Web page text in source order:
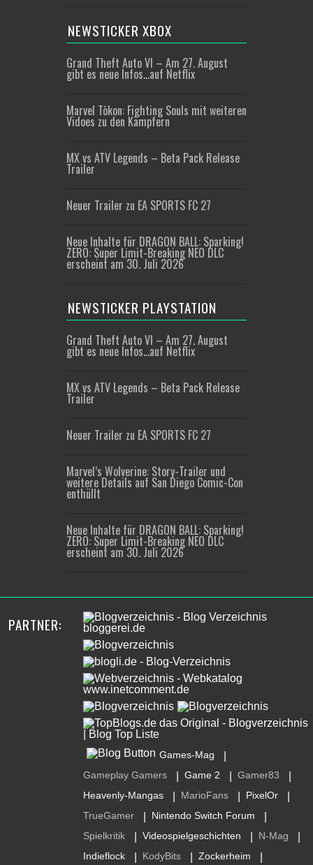
NEWSTICKER XBOX
Grand Theft Auto VI – Am 27. August
gibt es neue Infos…auf Netflix
Marvel Tōkon: Fighting Souls mit weiteren
Vidoes zu den Kämpfern
MX vs ATV Legends – Beta Pack Release
Trailer
Neuer Trailer zu EA SPORTS FC 27
Neue Inhalte für DRAGON BALL: Sparking!
ZERO: Super Limit-Breaking NEO DLC
erscheint am 30. Juli 2026
NEWSTICKER PLAYSTATION
Grand Theft Auto VI – Am 27. August
gibt es neue Infos…auf Netflix
MX vs ATV Legends – Beta Pack Release
Trailer
Neuer Trailer zu EA SPORTS FC 27
Marvel’s Wolverine: Story-Trailer und
weitere Details auf San Diego Comic-Con
enthüllt
Neue Inhalte für DRAGON BALL: Sparking!
ZERO: Super Limit-Breaking NEO DLC
erscheint am 30. Juli 2026
PARTNER:
Games-Mag
Gameplay Gamers Game 2 Gamer83
Heavenly-Mangas MarioFans PixelOr
TrueGamer Nintendo Switch Forum
Spielkritik Videospielgeschichten N-Mag
Indieflock KodyBits Zockerheim